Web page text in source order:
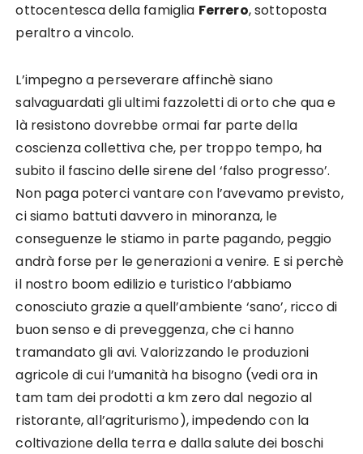
ottocentesca della famiglia Ferrero, sottoposta
peraltro a vincolo.
L’impegno a perseverare affinchè siano
salvaguardati gli ultimi fazzoletti di orto che qua e
là resistono dovrebbe ormai far parte della
coscienza collettiva che, per troppo tempo, ha
subito il fascino delle sirene del ‘falso progresso’.
Non paga poterci vantare con l’avevamo previsto,
ci siamo battuti davvero in minoranza, le
conseguenze le stiamo in parte pagando, peggio
andrà forse per le generazioni a venire. E si perchè
il nostro boom edilizio e turistico l’abbiamo
conosciuto grazie a quell’ambiente ‘sano’, ricco di
buon senso e di preveggenza, che ci hanno
tramandato gli avi. Valorizzando le produzioni
agricole di cui l’umanità ha bisogno (vedi ora in
tam tam dei prodotti a km zero dal negozio al
ristorante, all’agriturismo), impedendo con la
coltivazione della terra e dalla salute dei boschi